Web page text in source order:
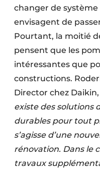
changer de système
envisagent de
Pourtant, la moitié
pensent que les
intéressantes que
constructions.
Director chez Daikin,
existe des solutions
durables pour tout
s’agisse d’une
rénovation. Dans le
travaux